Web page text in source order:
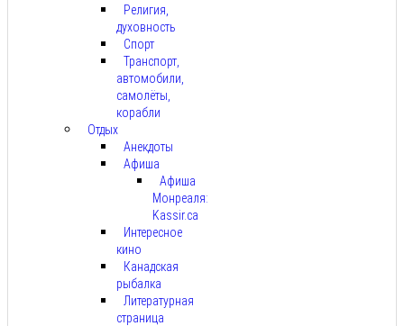
Религия,
духовность
Спорт
Транспорт,
автомобили,
самолёты,
корабли
Отдых
Анекдоты
Афиша
Афиша
Монреаля:
Kassir.ca
Интересное
кино
Канадская
рыбалка
Литературная
страница